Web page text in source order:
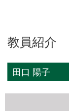
教員紹介
田口 陽子